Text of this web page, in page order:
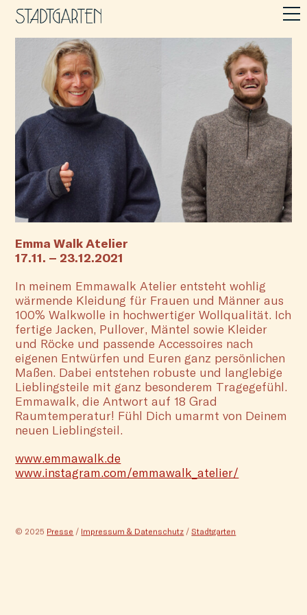
Emma Walk Atelier
17.11. – 23.12.2021
In meinem Emmawalk Atelier entsteht wohlig
wärmende Kleidung für Frauen und Männer aus
100% Walkwolle in hochwertiger Wollqualität. Ich
fertige Jacken, Pullover, Mäntel sowie Kleider
und Röcke und passende Accessoires nach
eigenen Entwürfen und Euren ganz persönlichen
Maßen. Dabei entstehen robuste und langlebige
Lieblingsteile mit ganz besonderem Tragegefühl.
Emmawalk, die Antwort auf 18 Grad
Raumtemperatur! Fühl Dich umarmt von Deinem
neuen Lieblingsteil.
www.emmawalk.de
www.instagram.com/emmawalk_atelier/
© 2025 Presse / Impressum & Datenschutz /Stadtgarten